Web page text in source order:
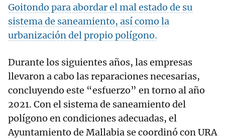
Goitondo para abordar el mal estado de su
sistema de saneamiento, así como la
urbanización del propio polígono.
Durante los siguientes años, las empresas
llevaron a cabo las reparaciones necesarias,
concluyendo este “esfuerzo” en torno al año
2021. Con el sistema de saneamiento del
polígono en condiciones adecuadas, el
Ayuntamiento de Mallabia se coordinó con URA